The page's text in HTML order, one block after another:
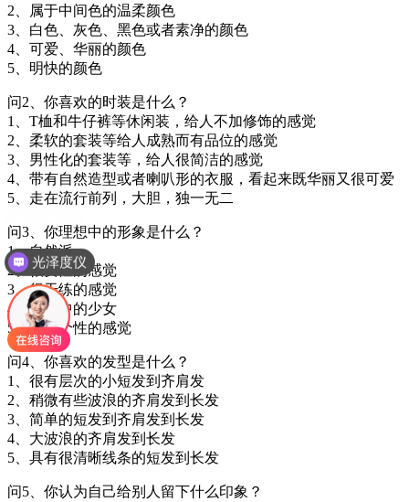
2、属于中间色的温柔颜色
3、白色、灰色、黑色或者素净的颜色
4、可爱、华丽的颜色
5、明快的颜色
问2、你喜欢的时装是什么？
1、T桖和牛仔裤等休闲装，给人不加修饰的感觉
2、柔软的套装等给人成熟而有品位的感觉
3、男性化的套装等，给人很简洁的感觉
4、带有自然造型或者喇叭形的衣服，看起来既华丽又很可爱
5、走在流行前列，大胆，独一无二
问3、你理想中的形象是什么？
1、自然派
2、很女性的感觉
3、很干练的感觉
4、梦幻中的少女
5、很有个性的感觉
问4、你喜欢的发型是什么？
1、很有层次的小短发到齐肩发
2、稍微有些波浪的齐肩发到长发
3、简单的短发到齐肩发到长发
4、大波浪的齐肩发到长发
5、具有很清晰线条的短发到长发
问5、你认为自己给别人留下什么印象？
光泽度仪